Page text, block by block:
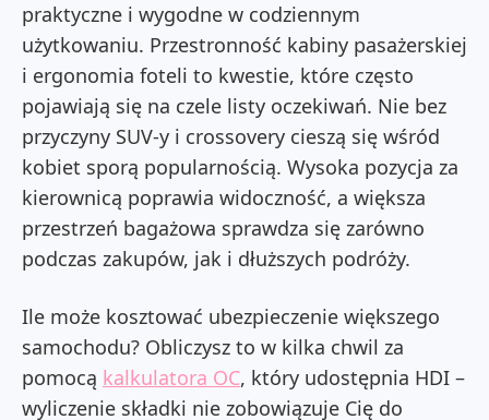
praktyczne i wygodne w codziennym
użytkowaniu. Przestronność kabiny pasażerskiej
i ergonomia foteli to kwestie, które często
pojawiają się na czele listy oczekiwań. Nie bez
przyczyny SUV-y i crossovery cieszą się wśród
kobiet sporą popularnością. Wysoka pozycja za
kierownicą poprawia widoczność, a większa
przestrzeń bagażowa sprawdza się zarówno
podczas zakupów, jak i dłuższych podróży.
Ile może kosztować ubezpieczenie większego
samochodu? Obliczysz to w kilka chwil za
pomocą kalkulatora OC, który udostępnia HDI –
wyliczenie składki nie zobowiązuje Cię do